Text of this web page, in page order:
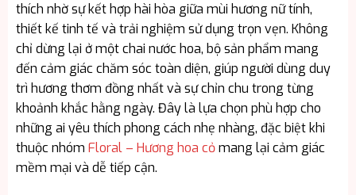
thích nhờ sự kết hợp hài hòa giữa mùi hương nữ tính,
thiết kế tinh tế và trải nghiệm sử dụng trọn vẹn. Không
chỉ dừng lại ở một chai nước hoa, bộ sản phẩm mang
đến cảm giác chăm sóc toàn diện, giúp người dùng duy
trì hương thơm đồng nhất và sự chỉn chu trong từng
khoảnh khắc hằng ngày. Đây là lựa chọn phù hợp cho
những ai yêu thích phong cách nhẹ nhàng, đặc biệt khi
thuộc nhóm Floral – Hương hoa cỏmang lại cảm giác
mềm mại và dễ tiếp cận.